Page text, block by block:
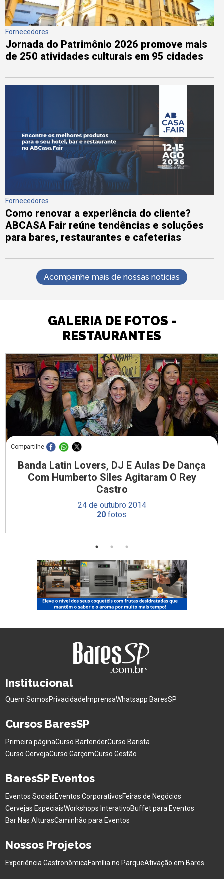
Fornecedores
Jornada do Patrimônio 2026 promove mais
de 250 atividades culturais em 95 cidades
Fornecedores
Como renovar a experiência do cliente?
ABCASA Fair reúne tendências e soluções
para bares, restaurantes e cafeterias
Acompanhe mais de nossas notícias
GALERIA DE FOTOS -
RESTAURANTES
Compartilhe
Banda Latin Lovers, DJ E Aulas De Dança
Com Humberto Siles Agitaram O Rey
Castro
24 de outubro 2014
20 fotos
Institucional
Quem SomosPrivacidadeImprensaWhatsapp BaresSP
Cursos BaresSP
Primeira páginaCurso BartenderCurso Barista
Curso CervejaCurso GarçomCurso Gestão
BaresSP Eventos
Eventos SociaisEventos CorporativosFeiras de Negócios
Cervejas EspeciaisWorkshops InterativoBuffet para Eventos
Bar Nas AlturasCaminhão para Eventos
Nossos Projetos
Experiência GastronômicaFamília no ParqueAtivação em Bares